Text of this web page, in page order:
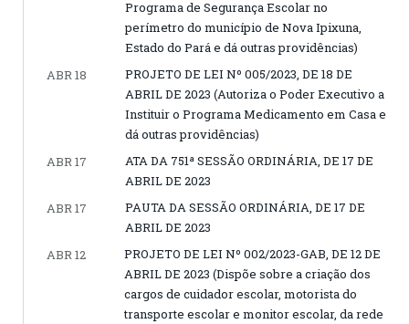
Programa de Segurança Escolar no
perímetro do município de Nova Ipixuna,
Estado do Pará e dá outras providências)
ABR 18
PROJETO DE LEI Nº 005/2023, DE 18 DE
ABRIL DE 2023 (Autoriza o Poder Executivo a
Instituir o Programa Medicamento em Casa e
dá outras providências)
ABR 17
ATA DA 751ª SESSÃO ORDINÁRIA, DE 17 DE
ABRIL DE 2023
ABR 17
PAUTA DA SESSÃO ORDINÁRIA, DE 17 DE
ABRIL DE 2023
ABR 12
PROJETO DE LEI Nº 002/2023-GAB, DE 12 DE
ABRIL DE 2023 (Dispõe sobre a criação dos
cargos de cuidador escolar, motorista do
transporte escolar e monitor escolar, da rede